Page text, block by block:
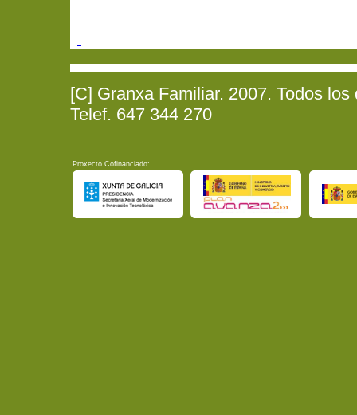
[C] Granxa Familiar. 2007. Todos
Telef. 647 344 270
Proxecto Cofinanciado: